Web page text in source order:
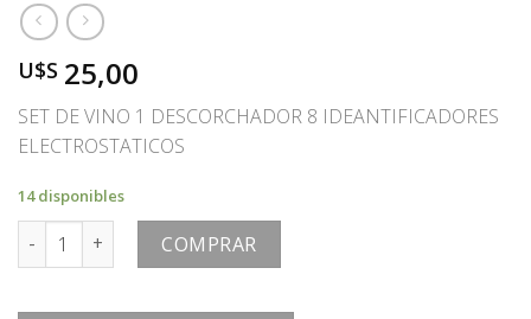
U$S 25,00
SET DE VINO 1 DESCORCHADOR 8 IDEANTIFICADORES
ELECTROSTATICOS
14 disponibles
SET HIPPY cantidadCOMPRAR